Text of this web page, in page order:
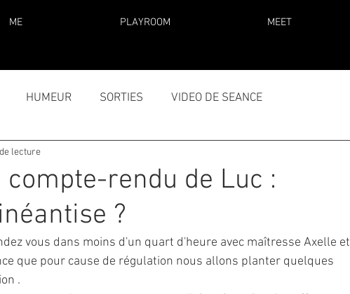
ME PLAYROOM MEET
HUMEUR SORTIES VIDEO DE SEANCE
compte-rendu de Luc :
?
lecture
vous dans moins d'un quart d'heure avec maîtresse Axelle et
que pour cause de régulation nous allons planter quelques
.